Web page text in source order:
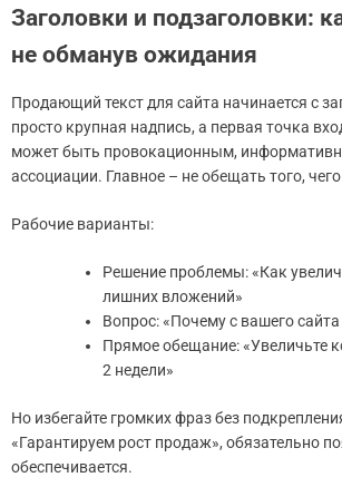
Заголовки и подзаголовки:
не обманув ожидания
Продающий текст для сайта начинается с
просто крупная надпись, а первая точка
может быть провокационным,
ассоциации. Главное – не обещать того, чего
Рабочие варианты:
Решение проблемы: «Как
лишних вложений»
Вопрос: «Почему с вашего
Прямое обещание: «Увеличьте
2 недели»
Но избегайте громких фраз без
«Гарантируем рост продаж», обязательно
обеспечивается.